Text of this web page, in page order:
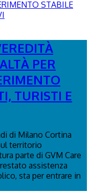
PER
TURISTI E
di Milano Cortina
territorio
parte di GVM Care
assistenza
sta per entrare in